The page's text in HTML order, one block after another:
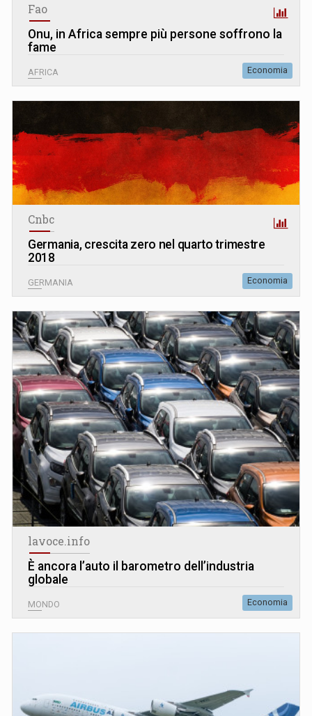
Fao
Onu, in Africa sempre più persone soffrono la
fame
AFRICA Economia
Cnbc
Germania, crescita zero nel quarto trimestre
2018
GERMANIA Economia
lavoce.info
È ancora l’auto il barometro dell’industria
globale
MONDO Economia